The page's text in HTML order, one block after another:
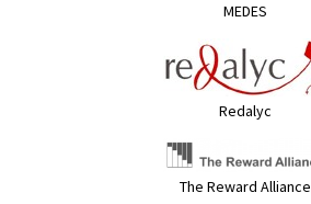
MEDES
Redalyc
The Reward Alliance